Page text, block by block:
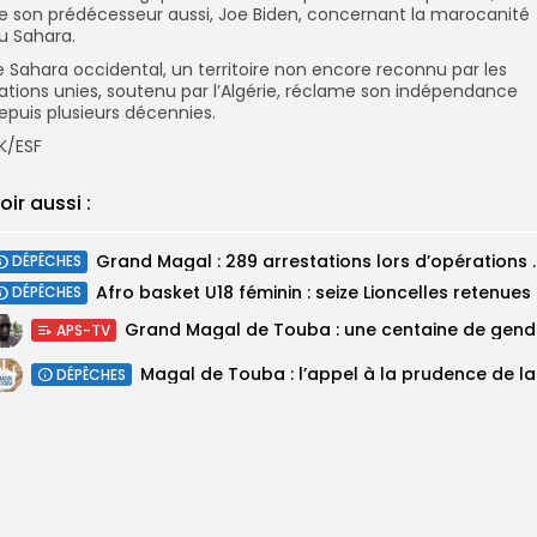
son prédécesseur aussi, Joe Biden, concernant la marocanité
Sahara.
Sahara occidental, un territoire non encore reconnu par les
unies, soutenu par l’Algérie, réclame son indépendance
plusieurs décennies.
ESF
aussi :
DÉPÊCHES Grand Magal : 289
DÉPÊCHES
APS-TV
DÉPÊCHES